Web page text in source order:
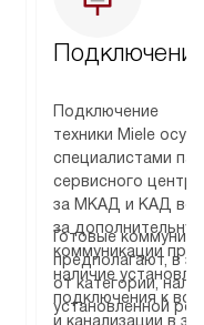
Подключение
техники Miele
специалистами
сервисного
за МКАД и КАД
за
коммуникации
наличие
подключения к
и канализации в
Готовые
предполагают, в
от категории,
установленной